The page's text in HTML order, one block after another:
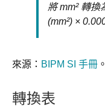
將 mm² 轉換
(mm²) ×
來源： BIPM SI 手冊 。
轉換表